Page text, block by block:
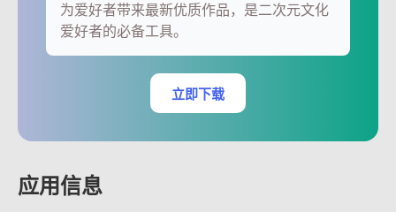
为爱好者带来最新优质作品，是二次元文化
爱好者的必备工具。
立即下载
应用信息